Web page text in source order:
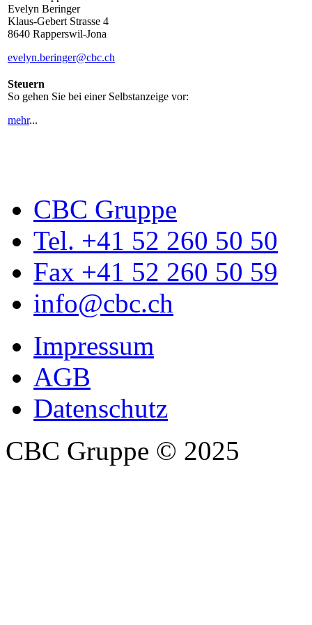
Evelyn Beringer
Klaus-Gebert Strasse 4
8640 Rapperswil-Jona
evelyn.beringer@cbc.ch
Steuern
So gehen Sie bei einer Selbstanzeige vor:
mehr...
CBC Gruppe
Tel. +41 52 260 50 50
Fax +41 52 260 50 59
info@cbc.ch
Impressum
AGB
Datenschutz
CBC Gruppe © 2025